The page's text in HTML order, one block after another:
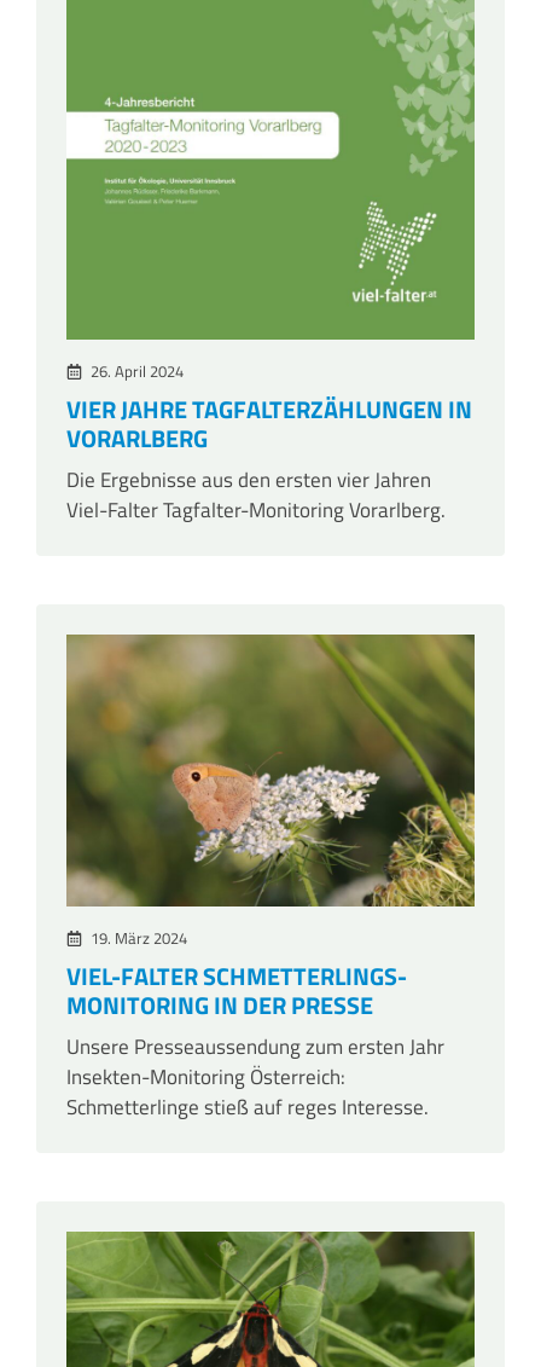
26. April 2024
VIER JAHRE TAGFALTERZÄHLUNGEN IN
VORARLBERG
Die Ergebnisse aus den ersten vier Jahren
Viel-Falter Tagfalter-Monitoring Vorarlberg.
19. März 2024
VIEL-FALTER SCHMETTERLINGS-
MONITORING IN DER PRESSE
Unsere Presseaussendung zum ersten Jahr
Insekten-Monitoring Österreich:
Schmetterlinge stieß auf reges Interesse.